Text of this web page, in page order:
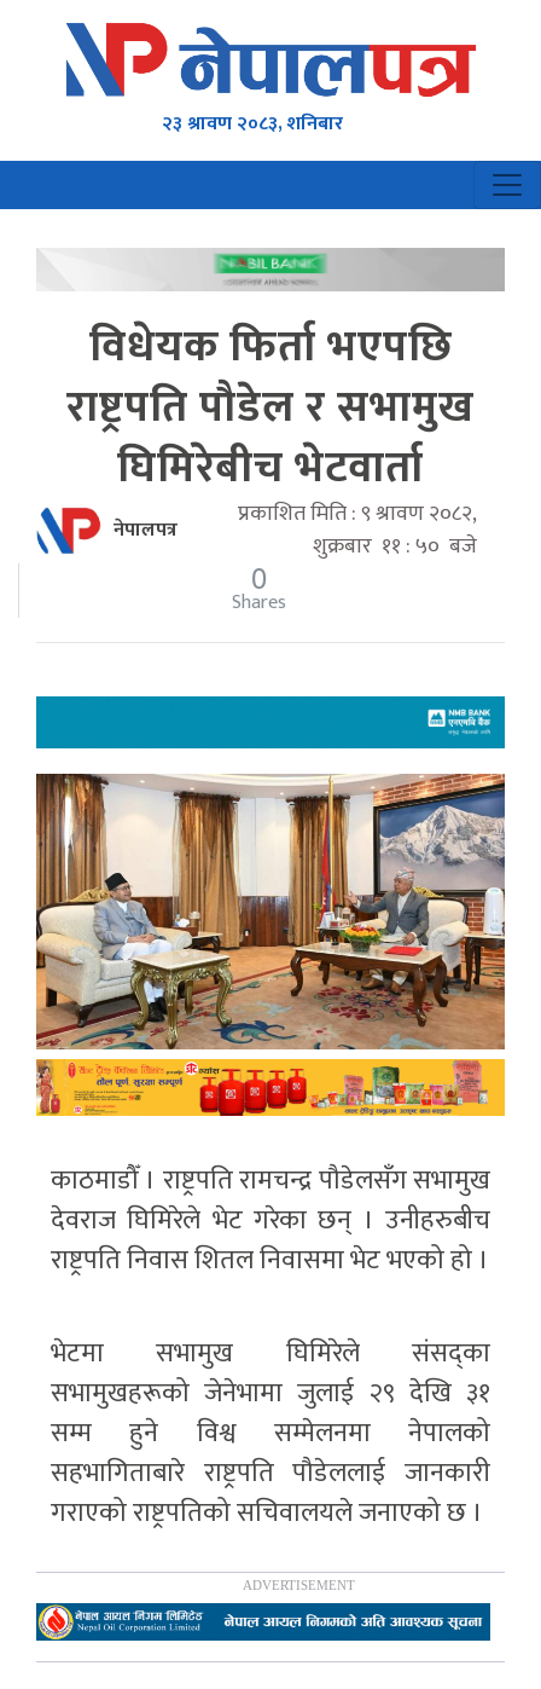
२३ श्रावण २०८३, शनिबार
विधेयक फिर्ता भएपछि
राष्ट्रपति पौडेल र सभामुख
घिमिरेबीच भेटवार्ता
नेपालपत्र
प्रकाशित मिति : ९ श्रावण २०८२,
शुक्रबार ११ : ५० बजे
0
Shares
काठमाडौँ । राष्ट्रपति रामचन्द्र पौडेलसँग सभामुख
देवराज घिमिरेले भेट गरेका छन् । उनीहरुबीच
राष्ट्रपति निवास शितल निवासमा भेट भएको हो ।
भेटमा सभामुख घिमिरेले संसद्का
सभामुखहरूको जेनेभामा जुलाई २९ देखि ३१
सम्म हुने विश्व सम्मेलनमा नेपालको
सहभागिताबारे राष्ट्रपति पौडेललाई जानकारी
गराएको राष्ट्रपतिको सचिवालयले जनाएको छ ।